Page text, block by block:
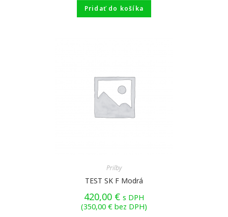
Pridať do košíka
Prilby
TEST SK F Modrá
420,00 € s DPH
(350,00 € bez DPH)